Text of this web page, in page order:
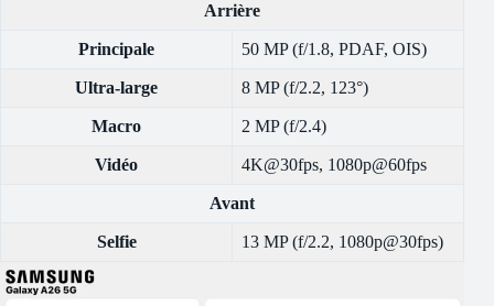
Arrière
Principale 50 MP (f/1.8, PDAF, OIS)
Ultra-large 8 MP (f/2.2, 123°)
Macro 2 MP (f/2.4)
Vidéo 4K@30fps, 1080p@60fps
Avant
Selfie 13 MP (f/2.2, 1080p@30fps)